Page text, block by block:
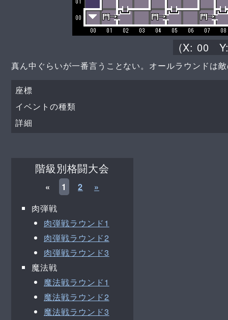
(X: 00
真ん中ぐらいが一番言うことない。オールラウンドは
座標
イベントの種類
詳細
階級別格闘大会
« 1 2
»
肉弾戦
肉弾戦ラウンド1
肉弾戦ラウンド2
肉弾戦ラウンド3
魔法戦
魔法戦ラウンド1
魔法戦ラウンド2
魔法戦ラウンド3